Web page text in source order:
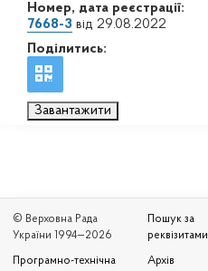
Номер, дата реєстрації:
7668-3 від 29.08.2022
Поділитись:
Завантажити
© Верховна Рада
України 1994—2026
Програмно-технічна
Пошук за
реквізитами
Архів